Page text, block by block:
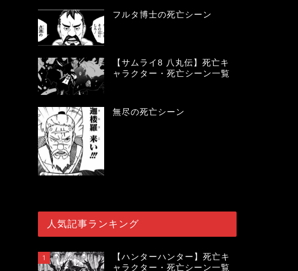
フルタ博士の死亡シーン
【サムライ8 八丸伝】死亡キ
ャラクター・死亡シーン一覧
無尽の死亡シーン
人気記事ランキング
1
【ハンターハンター】死亡キ
ャラクター・死亡シーン一覧